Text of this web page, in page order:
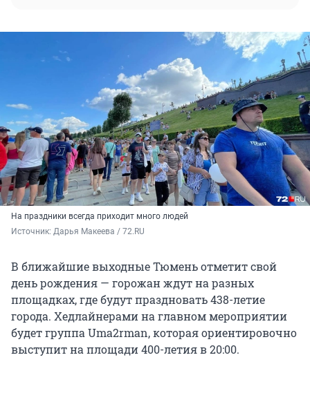
На праздники всегда приходит много людей
Источник: Дарья Макеева / 72.RU
В ближайшие выходные Тюмень отметит свой
день рождения — горожан ждут на разных
площадках, где будут праздновать 438-летие
города. Хедлайнерами на главном мероприятии
будет группа Uma2rman, которая ориентировочно
выступит на площади 400-летия в 20:00.